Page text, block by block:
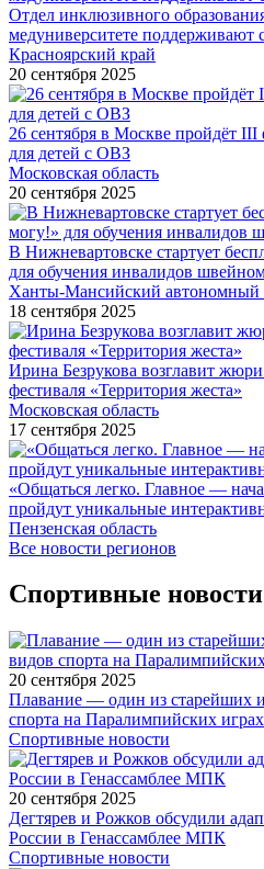
Отдел инклюзивного
медуниверситете поддерживают
Красноярский край
20 сентября 2025
26 сентября в Москве пройдёт III
для детей с ОВЗ
Московская область
20 сентября 2025
В Нижневартовске стартует
для обучения инвалидов
Ханты-Мансийский автономный
18 сентября 2025
Ирина Безрукова возглавит
фестиваля «Территория жеста»
Московская область
17 сентября 2025
«Общаться легко. Главное —
пройдут уникальные
Пензенская область
Все новости регионов
Спортивные новости
20 сентября 2025
Плавание — один из старейших
спорта на Паралимпийских играх
Спортивные новости
20 сентября 2025
Дегтярев и Рожков обсудили
России в Генассамблее МПК
Спортивные новости